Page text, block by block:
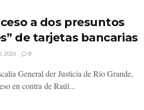
a dos presuntos
de tarjetas bancarias
2026 0
General der Justicia de Río Grande,
en contra de Raúl...